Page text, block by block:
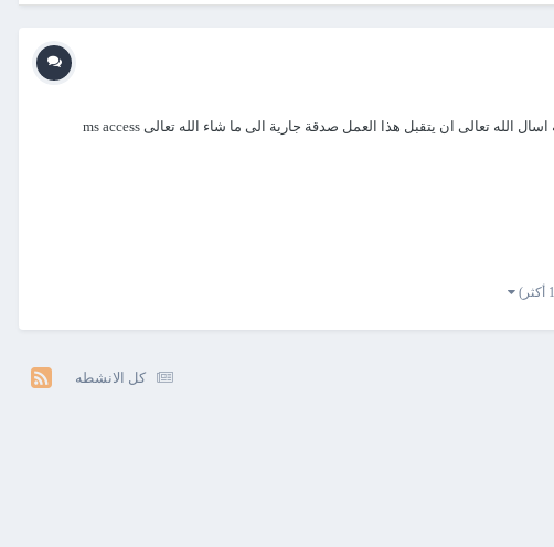
السلام عليكم ورحمة الله وبركاته التطبيق اهداء الى منتدانا الحبيب ورواد المنتدى العمل حتى يخرج بهذه الصورة يعلم الله وحده الجهد المبذول به اسال الله تعالى ان يتقبل هذا العمل صدقة جارية الى ما شاء الله تعالى ms access
كل الانشطه